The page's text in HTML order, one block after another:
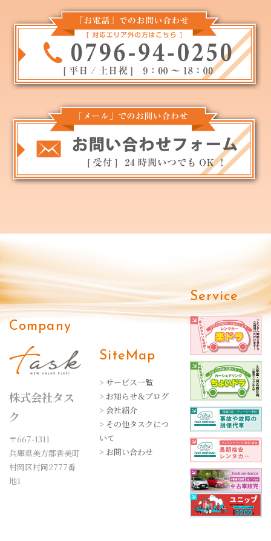
Company
株式会社タス
ク
〒667-1311
兵庫県美方郡香美町
村岡区村岡2777番
地1
SiteMap
> サービス一覧
> お知らせ＆ブログ
> 会社紹介
> その他タスクにつ
いて
> お問い合わせ
Service